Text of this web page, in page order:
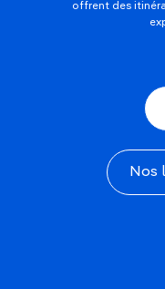
offrent des
Nos